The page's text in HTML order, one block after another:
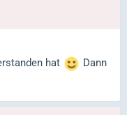
hat
Dann